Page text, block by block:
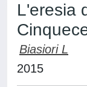
L'eresia
Biasiori L
2015